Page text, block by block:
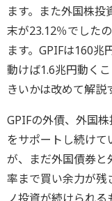
ます。また外国株
末が23.12％でした
ます。GPIFは160兆
動けば1.6兆円動く
きいかは改めて解説
GPIFの外債、外国
をサポートし続け
が、まだ外国債券と
率まで買い余力が残